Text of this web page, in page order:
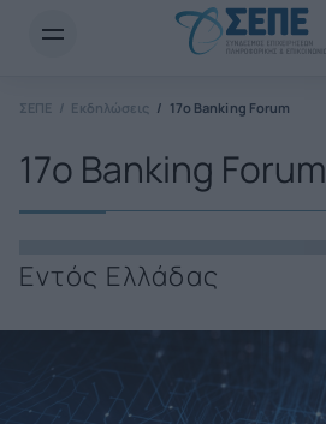
ΣΕΠΕ Εκδηλώσεις 17ο Banking Forum
17ο Banking Forum
Εντός Ελλάδας
Newsletter Email*